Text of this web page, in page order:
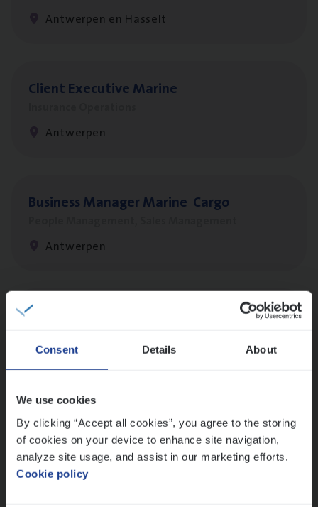
Consent Details About
We use cookies
By clicking “Accept all cookies”, you agree to the storing
of cookies on your device to enhance site navigation,
analyze site usage, and assist in our marketing efforts.
Cookie policy
Antwerpen en Hasselt
Client Exe­cu­ti­ve Marine
Antwerpen
Busi­ness Mana­ger Mari­ne Cargo
Antwerpen
Cor­po­ra­te Insu­ran­ce Bro­ker Property
Antwerpen
Cus­to­mer Care Expert
Hospitalisatieverzekeringen
Customer Services